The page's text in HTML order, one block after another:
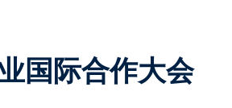
国际合作大会